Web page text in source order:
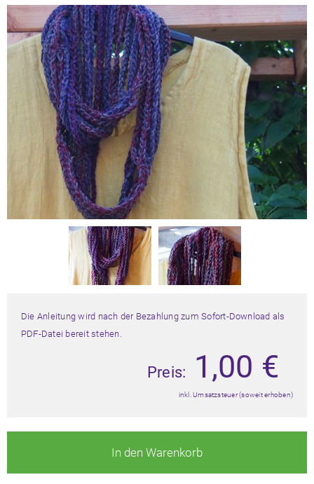
Die Anleitung wird nach der Bezahlung zum Sofort-Download als
PDF-Datei bereit stehen.
Preis: 1,00 €
inkl. Umsatzsteuer (soweit erhoben)
In den Warenkorb